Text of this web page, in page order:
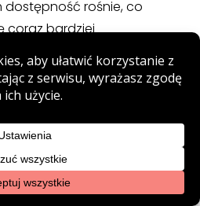
dostępność rośnie, co
coraz bardziej
wysoką
endermologii kolan,
jej wartość jako
i terapeutycznej.
kolanto
i wszechstronna